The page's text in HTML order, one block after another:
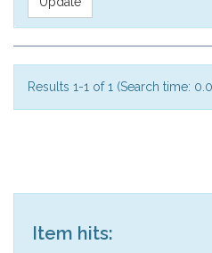
Results 1-1 of 1 (Search time:
Item hits: